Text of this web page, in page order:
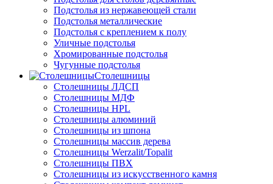
Подстолья из нержавеющей стали
Подстолья металлические
Подстолья с креплением к полу
Уличные подстолья
Хромированные подстолья
Чугунные подстолья
Столешницы
Столешницы ЛДСП
Столешницы МДФ
Столешницы HPL
Столешницы алюминий
Столешницы из шпона
Столешницы массив дерева
Столешницы Werzalit/Topalit
Столешницы ПВХ
Столешницы из искусственного камня